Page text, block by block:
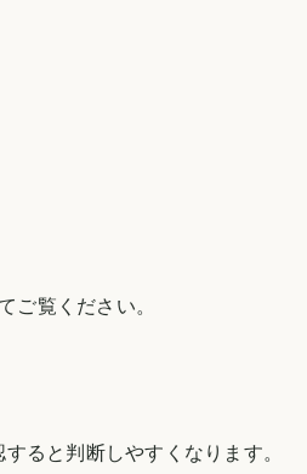
ご覧ください。
ると判断しやすくなります。